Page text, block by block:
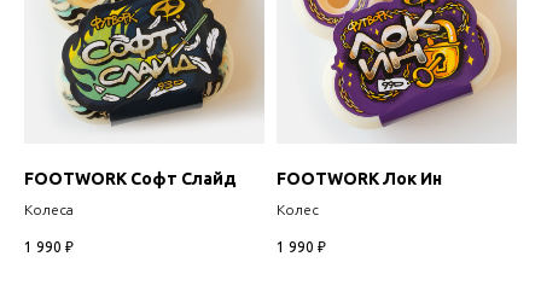
FOOTWORK Софт Слайд
Колеса
1 990 ₽
FOOTWORK Лок Ин
Колес
1 990 ₽